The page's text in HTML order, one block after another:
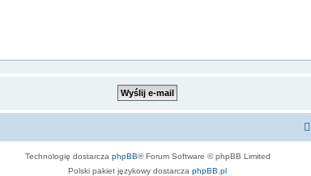
Technologię dostarcza phpBB® Forum Software © phpBB Limited
Polski pakiet językowy dostarcza phpBB.pl